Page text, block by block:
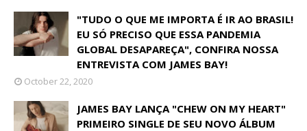
"TUDO O QUE ME IMPORTA É IR AO BRASIL!
EU SÓ PRECISO QUE ESSA PANDEMIA
GLOBAL DESAPAREÇA", CONFIRA NOSSA
ENTREVISTA COM JAMES BAY!
October 22, 2020
JAMES BAY LANÇA "CHEW ON MY HEART"
PRIMEIRO SINGLE DE SEU NOVO ÁLBUM